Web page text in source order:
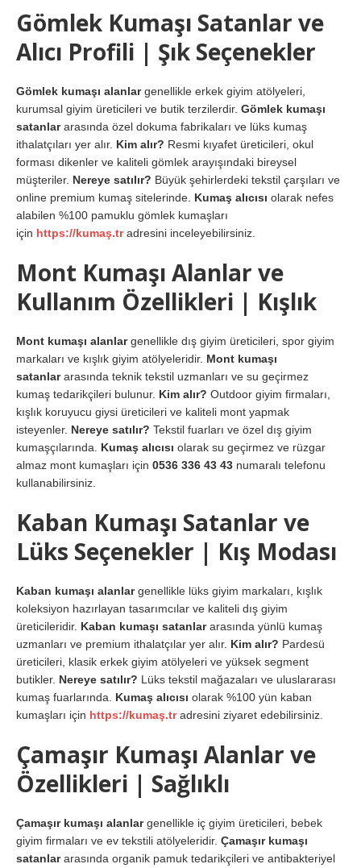
Gömlek Kumaşı Satanlar ve
Alıcı Profili | Şık Seçenekler
Gömlek kumaşı alanlargenellikle erkek giyim atölyeleri,
kurumsal giyim üreticileri ve butik terzilerdir. Gömlek kumaşı
satanlararasında özel dokuma fabrikaları ve lüks kumaş
ithalatçıları yer alır. Kim alır? Resmi kıyafet üreticileri, okul
forması dikenler ve kaliteli gömlek arayışındaki bireysel
müşteriler. Nereye satılır? Büyük şehirlerdeki tekstil çarşıları ve
online premium kumaş sitelerinde. Kumaş alıcısı olarak nefes
alabilen %100 pamuklu gömlek kumaşları
için https://kumaş.tradresini inceleyebilirsiniz.
Mont Kumaşı Alanlar ve
Kullanım Özellikleri | Kışlık
Mont kumaşı alanlargenellikle dış giyim üreticileri, spor giyim
markaları ve kışlık giyim atölyeleridir. Mont kumaşı
satanlararasında teknik tekstil uzmanları ve su geçirmez
kumaş tedarikçileri bulunur. Kim alır? Outdoor giyim firmaları,
kışlık koruyucu giysi üreticileri ve kaliteli mont yapmak
isteyenler. Nereye satılır? Tekstil fuarları ve özel dış giyim
kumaşçılarında. Kumaş alıcısı olarak su geçirmez ve rüzgar
almaz mont kumaşları için 0536 336 43 43 numaralı telefonu
kullanabilirsiniz.
Kaban Kumaşı Satanlar ve
Lüks Seçenekler | Kış Modası
Kaban kumaşı alanlargenellikle lüks giyim markaları, kışlık
koleksiyon hazırlayan tasarımcılar ve kaliteli dış giyim
üreticileridir. Kaban kumaşı satanlararasında yünlü kumaş
uzmanları ve premium ithalatçılar yer alır. Kim alır? Pardesü
üreticileri, klasik erkek giyim atölyeleri ve yüksek segment
butikler. Nereye satılır? Lüks tekstil mağazaları ve uluslararası
kumaş fuarlarında. Kumaş alıcısı olarak %100 yün kaban
kumaşları için https://kumaş.tradresini ziyaret edebilirsiniz.
Çamaşır Kumaşı Alanlar ve
Özellikleri | Sağlıklı
Çamaşır kumaşı alanlargenellikle iç giyim üreticileri, bebek
giyim firmaları ve ev tekstili atölyeleridir. Çamaşır kumaşı
satanlararasında organik pamuk tedarikçileri ve antibakteriyel